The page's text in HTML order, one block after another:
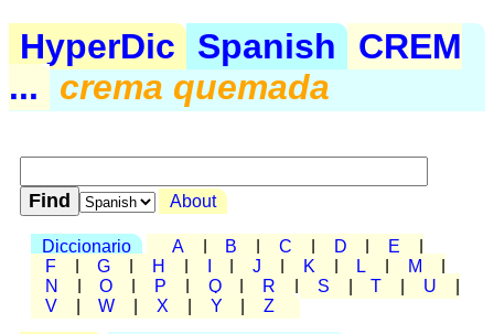
HyperDic Spanish
CREM
...
crema quemada
About
Diccionario A B C D E
F
G H J K L M
N
O P Q R S T U
V
W X Y Z